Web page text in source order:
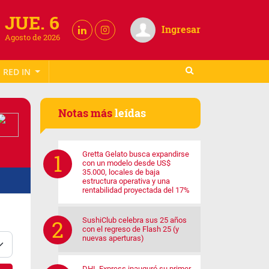
JUE. 6
Agosto de 2026
Ingresar
RED IN
Notas másleídas
Gretta Gelato busca expandirse
con un modelo desde US$
35.000, locales de baja
estructura operativa y una
rentabilidad proyectada del 17%
SushiClub celebra sus 25 años
con el regreso de Flash 25 (y
nuevas aperturas)